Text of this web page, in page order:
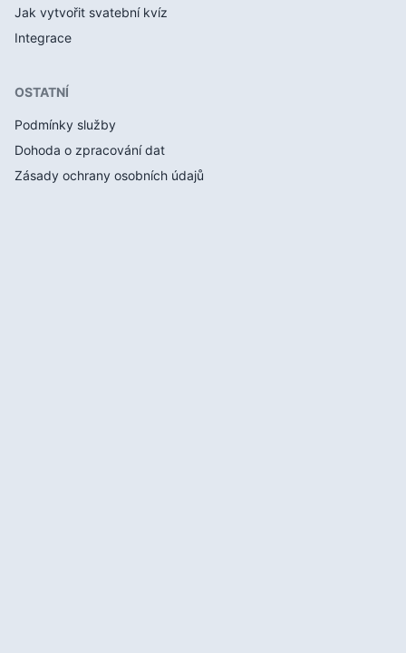
Jak vytvořit svatební kvíz
Integrace
OSTATNÍ
Podmínky služby
Dohoda o zpracování dat
Zásady ochrany osobních údajů